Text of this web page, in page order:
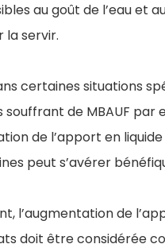
au goût de l’eau et
la servir.
certaines situations
souffrant de MBAUF par
de l’apport en
peut s’avérer
l’augmentation de
doit être considérée